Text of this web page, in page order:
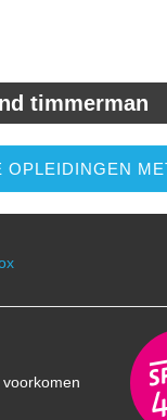
timmerman
OPLEIDINGEN
voorkomen